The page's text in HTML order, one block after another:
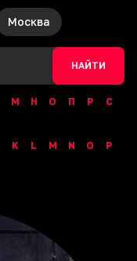
Москва
НАЙТИ
М Н О П Р
С
K L M N O
P